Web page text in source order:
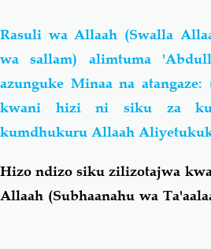
Rasuli wa Allaah (Swalla
wa sallam) alimtuma
azunguke Minaa na
kwani hizi ni siku za
kumdhukuru Allaah
Hizo ndizo siku zilizotajwa
Allaah (Subhaanahu wa